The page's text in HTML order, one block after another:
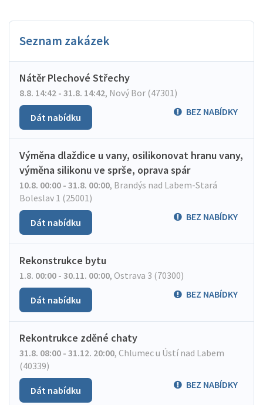
Seznam zakázek
Nátěr Plechové Střechy
8.8. 14:42 - 31.8. 14:42, Nový Bor (47301)
BEZ NABÍDKY
Dát nabídku
Výměna dlaždice u vany, osilikonovat hranu vany,
výměna silikonu ve sprše, oprava spár
10.8. 00:00 - 31.8. 00:00, Brandýs nad Labem-Stará
Boleslav 1 (25001)
BEZ NABÍDKY
Dát nabídku
Rekonstrukce bytu
1.8. 00:00 - 30.11. 00:00, Ostrava 3 (70300)
BEZ NABÍDKY
Dát nabídku
Rekontrukce zděné chaty
31.8. 08:00 - 31.12. 20:00, Chlumec u Ústí nad Labem
(40339)
BEZ NABÍDKY
Dát nabídku